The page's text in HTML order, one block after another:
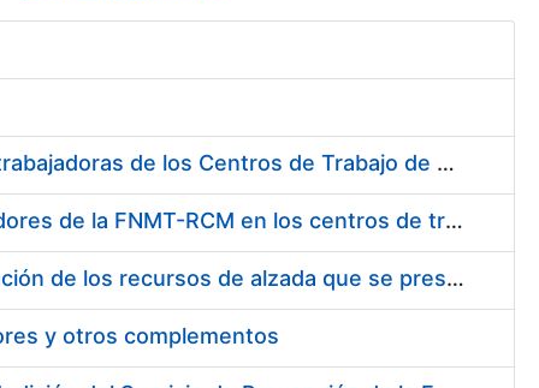
Suministro de Protectores Auditivos a medida para las personas trabajadoras de los Centros de Trabajo de Madrid y Burgos
Suministro de gafas graduadas antiproyecciones para los trabajadores de la FNMT-RCM en los centros de trabajo de Madrid y Burgos
Servicios de una empresa externa para el asesoramiento y resolución de los recursos de alzada que se presentan relacionados con procesos de selección para la FNMT-RCM
y otros complementos